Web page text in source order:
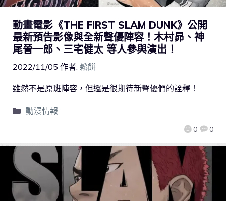
動畫電影《THE FIRST SLAM DUNK》公開
最新預告影像與全新聲優陣容！木村昴、神
尾晉一郎、三宅健太 等人參與演出！
2022/11/05 作者: 鬆餅
0 0
雖然不是原班陣容，但還是很期待新聲優們的詮釋！
動漫情報